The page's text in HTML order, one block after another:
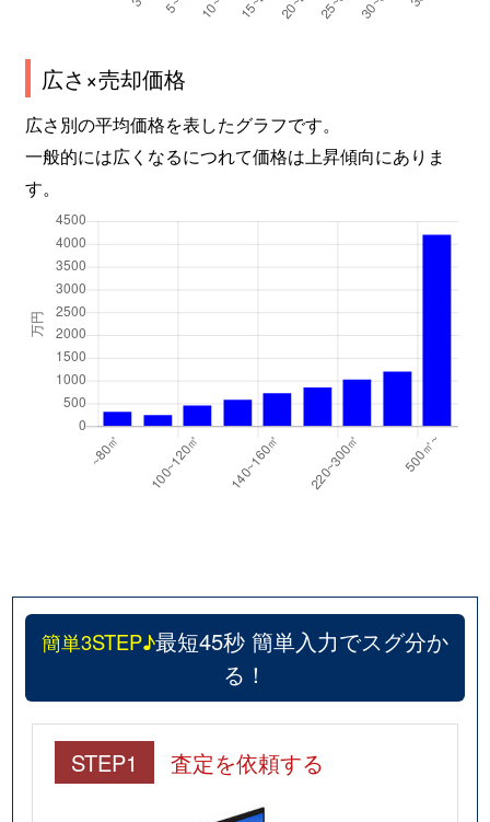
広さ×売却価格
広さ別の平均価格を表したグラフです。
一般的には広くなるにつれて価格は上昇傾向にありま
す。
簡単3STEP♪最短45秒 簡単入力でスグ分か
る！
STEP1 査定を依頼する